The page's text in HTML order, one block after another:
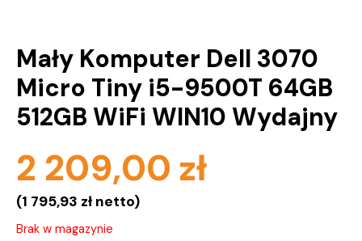
Mały Komputer Dell 3070
Micro Tiny i5-9500T 64GB
512GB WiFi WIN10 Wydajny
2 209,00 zł
(1 795,93 zł netto)
Brak w magazynie